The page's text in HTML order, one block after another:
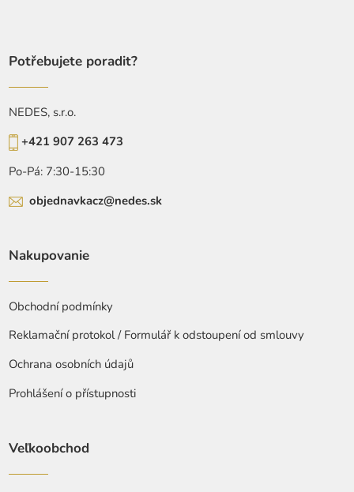
Potřebujete poradit?
NEDES, s.r.o.
+421 907 263 473
Po-Pá: 7:30-15:30
objednavkacz@nedes.sk
Nakupovanie
Obchodní podmínky
Reklamační protokol / Formulář k odstoupení od smlouvy
Ochrana osobních údajů
Prohlášení o přístupnosti
Veľkoobchod